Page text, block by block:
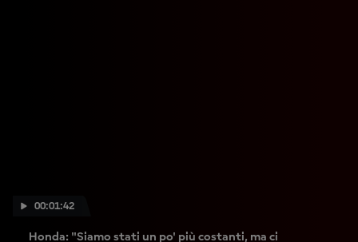
00:01:42
Honda: "Siamo stati un po' più costanti, ma ci